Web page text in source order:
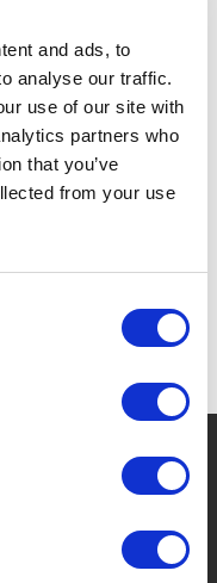
and ads, to
analyse our traffic.
use of our site with
partners who
that you’ve
from your use